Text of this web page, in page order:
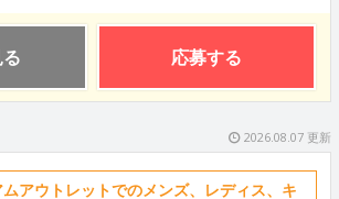
応募する
2026.08.07 更新
アウトレットでのメンズ、レディス、キ